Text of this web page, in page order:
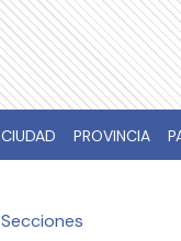
CIUDAD PROVINCIA
Secciones